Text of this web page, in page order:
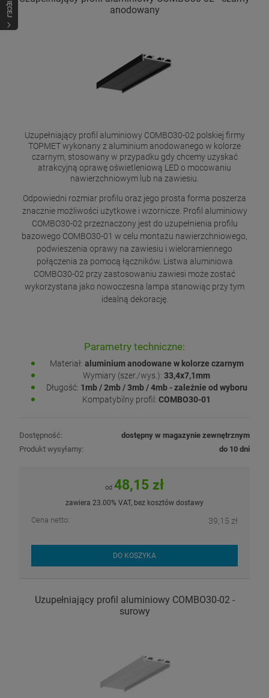
WIĘCEJ
anodowany
Uzupełniający profil aluminiowy COMBO30-02 polskiej firmy
TOPMET wykonany z aluminium anodowanego w kolorze
czarnym, stosowany w przypadku gdy chcemy uzyskać
atrakcyjną oprawę oświetleniową LED o mocowaniu
nawierzchniowym lub na zawiesiu.
Odpowiedni rozmiar profilu oraz jego prosta forma poszerza
znacznie możliwości użytkowe i wzornicze. Profil aluminiowy
COMBO30-02 przeznaczony jest do uzupełnienia profilu
bazowego COMBO30-01 w celu montażu nawierzchniowego,
podwieszenia oprawy na zawiesiu i wieloramiennego
połączenia za pomocą łączników. Listwa aluminiowa
COMBO30-02 przy zastosowaniu zawiesi może zostać
wykorzystana jako nowoczesna lampa stanowiąc przy tym
idealną dekorację.
Parametry techniczne:
Materiał: aluminium anodowane w kolorze czarnym
Wymiary (szer./wys.): 33,4x7,1mm
Długość: 1mb / 2mb / 3mb / 4mb - zależnie od wyboru
Kompatybilny profil: COMBO30-01
Dostępność:
dostępny w magazynie zewnętrznym
Produkt wysyłamy:
do 10 dni
od 48,15 zł
zawiera 23.00% VAT, bez kosztów dostawy
Cena netto: 39,15 zł
DO KOSZYKA
Uzupełniający profil aluminiowy COMBO30-02 -
surowy